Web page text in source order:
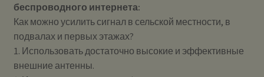
беспроводного интернета:
Как можно усилить сигнал в сельской местности, в
подвалах и первых этажах?
1. Использовать достаточно высокие и эффективные
внешние антенны.